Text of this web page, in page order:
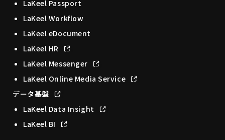
LaKeel Passport
LaKeel Workflow
LaKeel eDocument
LaKeel HR
LaKeel Messenger
LaKeel Online Media Service
データ基盤
LaKeel Data Insight
LaKeel BI